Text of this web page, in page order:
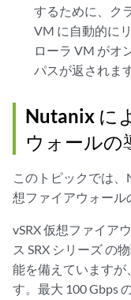
するために、ク
VM に自動的に
ローラ VM がオ
パスが返されま
Nutanix に
ウォールの
このトピックでは、
想ファイアウォール
vSRX 仮想ファイア
ス SRX シリーズ の
能を備えていますが
す。最大 100 Gbps